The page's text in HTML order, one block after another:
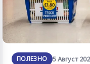
ПОЛЕЗНО 5 Август